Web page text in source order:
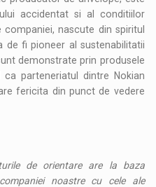
accidentat si al conditiilor
nascute din spiritul
de fi pioneer al sustenabilitatii
demonstrate prin produsele
parteneriatul dintre Nokian
fericita din punct de vedere
de orientare are la baza
noastre cu cele ale